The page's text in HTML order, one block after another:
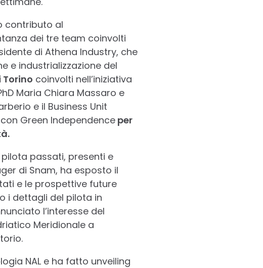
contributo al
dei tre team coinvolti
di Athena Industry, che
e industrializzazione del
coinvolti nell’iniziativa
Maria Chiara Massaro e
e il Business Unit
con Green Independenceper
passati, presenti e
di Snam, ha esposto il
e le prospettive future
i dettagli del pilota in
l’interesse del
Meridionale a
NAL e ha fatto unveiling